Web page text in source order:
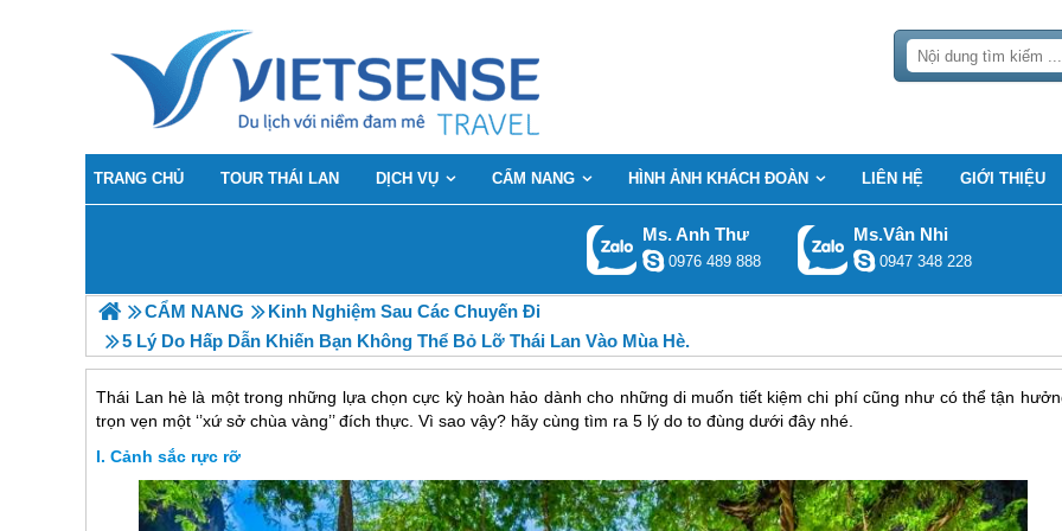
TRANG CHỦ TOUR THÁI LAN DỊCH VỤ CẨM NANG HÌNH ẢNH KHÁCH ĐOÀN LIÊN HỆ GIỚI THIỆU
Ms. Anh Thư
0976 489 888
Ms.Vân Nhi
0947 348 228
CẨM NANG
Kinh Nghiệm Sau Các Chuyến Đi
5 Lý Do Hấp Dẫn Khiến Bạn Không Thể Bỏ Lỡ Thái Lan Vào Mùa Hè.
Thái Lan hè là một trong những lựa chọn cực kỳ hoàn hảo dành cho những di muốn tiết kiệm chi phí cũng như có thể tận
trọn vẹn một ‘’xứ sở chùa vàng’’ đích thực. Vì sao vậy? hãy cùng tìm ra 5 lý do to đùng dưới đây nhé.
Cảnh sắc rực rỡ